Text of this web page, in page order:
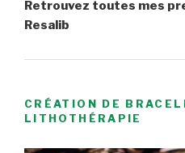
Retrouvez toutes mes
Resalib
CRÉATION DE
LITHOTHÉRAPIE